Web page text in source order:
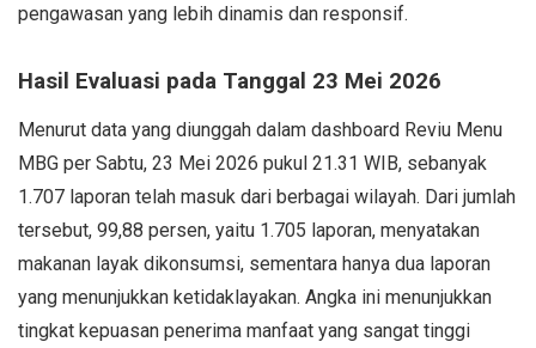
pengawasan yang lebih dinamis dan responsif.
Hasil Evaluasi pada Tanggal 23 Mei 2026
Menurut data yang diunggah dalam dashboard Reviu Menu
MBG per Sabtu, 23 Mei 2026 pukul 21.31 WIB, sebanyak
1.707 laporan telah masuk dari berbagai wilayah. Dari jumlah
tersebut, 99,88 persen, yaitu 1.705 laporan, menyatakan
makanan layak dikonsumsi, sementara hanya dua laporan
yang menunjukkan ketidaklayakan. Angka ini menunjukkan
tingkat kepuasan penerima manfaat yang sangat tinggi